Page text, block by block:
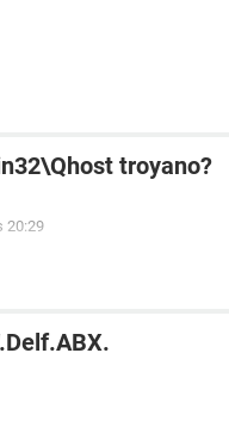
troyano?
20:29